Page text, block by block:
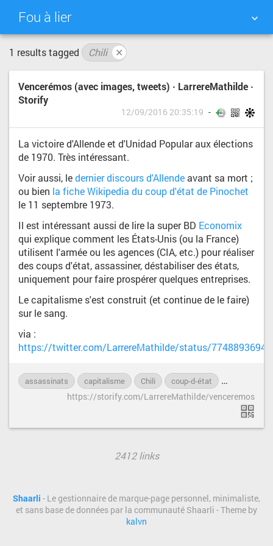
Fou à lier
NUAGE DE TAGS
QUOTIDIEN RECHERCHER
1 results tagged Chili ✕
Vencerémos (avec images, tweets) · LarrereMathilde ·
Storify
12/09/2016 20:35:19
La victoire d'Allende et d'Unidad Popular aux élections
de 1970. Très intéressant.
Voir aussi, ledernier discours d'Allendeavant sa mort ;
ou bien la fiche Wikipedia du coup d'état de Pinochet
le 11 septembre 1973.
Il est intéressant aussi de lire la super BD Economix
qui explique comment les États-Unis (ou la France)
utilisent l'armée ou les agences (CIA, etc.) pour réaliser
des coups d'état, assassiner, déstabiliser des états,
uniquement pour faire prospérer quelques entreprises.
Le capitalisme s'est construit (et continue de le faire)
sur le sang.
via :
https://twitter.com/LarrereMathilde/status/
assassinats capitalisme Chili coup-d-état
https://storify.com/LarrereMathilde/venceremos
2412 links
Shaarli - Le gestionnaire de marque-page personnel, minimaliste,
et sans base de données par la communauté Shaarli - Theme by
kalvn